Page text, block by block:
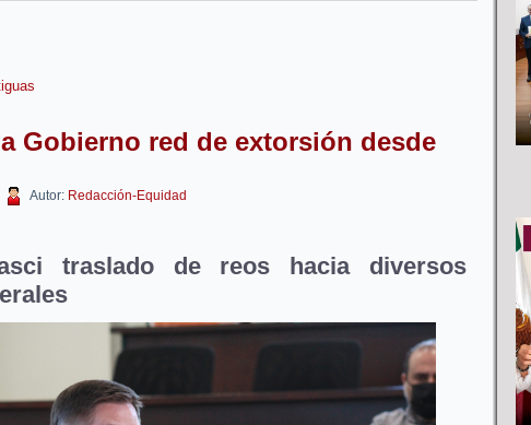
Gobierno red de extorsión desde
Autor: Redacción-Equidad
traslado de reos hacia diversos